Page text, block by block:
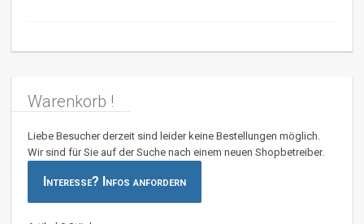
Warenkorb !
Liebe Besucher derzeit sind leider keine Bestellungen möglich.
Wir sind für Sie auf der Suche nach einem neuen Shopbetreiber.
Interesse? Infos anfordern